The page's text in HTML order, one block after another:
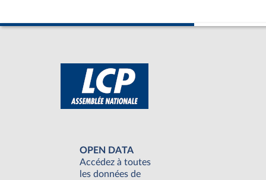
OPEN DATA
Accédez à toutes
les données de